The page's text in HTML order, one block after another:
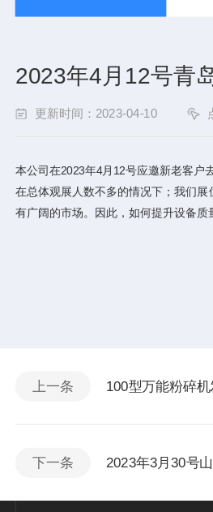
2023年4月12号青
更新时间：2023-04-10
本公司在2023年4月12号应邀新老客户
在总体观展人数不多的情况下；我们
有广阔的市场。因此，如何提升设备质
上一条 100型万能粉碎
下一条 2023年3月30号